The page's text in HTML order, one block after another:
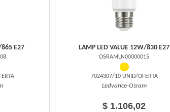
865 E27 LAMP LED VALUE 12W/830 E27
OSRAMLN00000015
7024307/10 UNID/OFERTA
Ledvance-Osram
$ 1.106,02